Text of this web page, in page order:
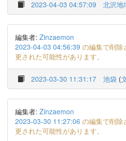
2023-04-03 04:57:09 北沢地
編集者: Zinzaemon
2023-04-03 04:56:39 の編集で削除
更された可能性があります。
2023-03-30 11:31:17 池袋 (
編集者: Zinzaemon
2023-03-30 11:27:06 の編集で削除
更された可能性があります。